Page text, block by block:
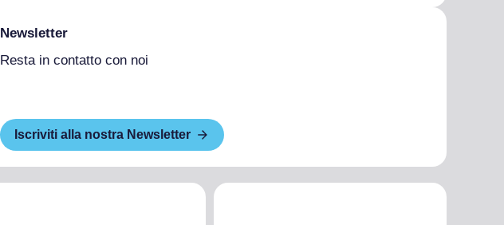
Newsletter
Resta in contatto con noi
Iscriviti alla nostra Newsletter